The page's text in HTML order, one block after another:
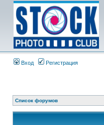
Вход Регистрация
Список форумов